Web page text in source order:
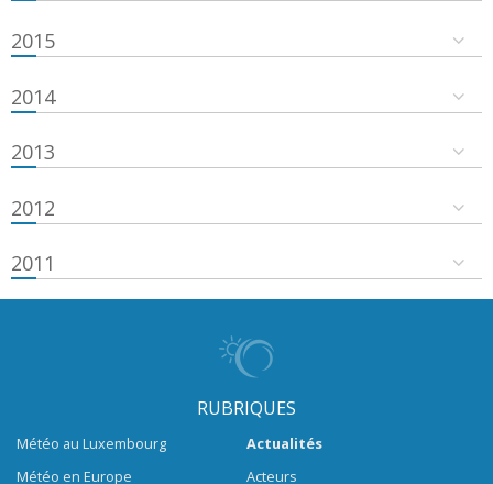
2015
2014
2013
2012
2011
RUBRIQUES
Météo au Luxembourg
Météo en Europe
Actualités
Acteurs